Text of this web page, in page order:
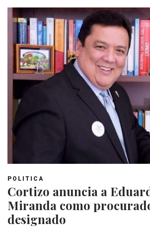
POLITICA
Cortizo anuncia a
Miranda como
designado